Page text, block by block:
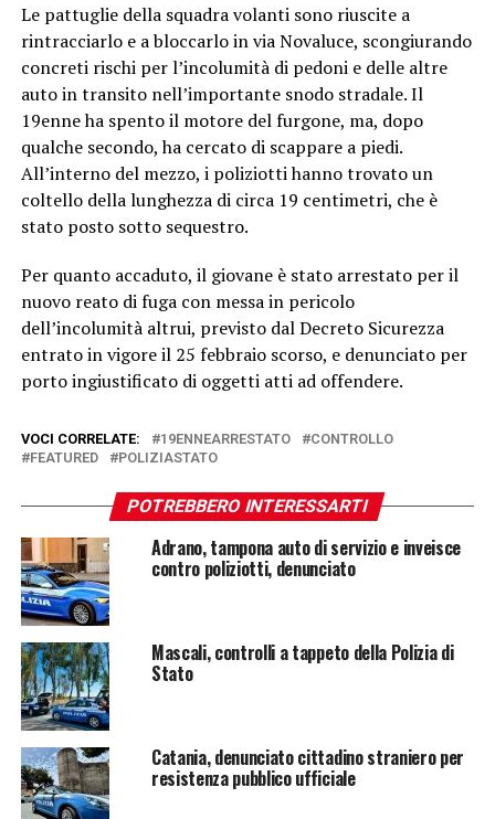
Le pattuglie della squadra volanti sono riuscite a
rintracciarlo e a bloccarlo in via Novaluce, scongiurando
concreti rischi per l’incolumità di pedoni e delle altre
auto in transito nell’importante snodo stradale. Il
19enne ha spento il motore del furgone, ma, dopo
qualche secondo, ha cercato di scappare a piedi.
All’interno del mezzo, i poliziotti hanno trovato un
coltello della lunghezza di circa 19 centimetri, che è
stato posto sotto sequestro.
Per quanto accaduto, il giovane è stato arrestato per il
nuovo reato di fuga con messa in pericolo
dell’incolumità altrui, previsto dal Decreto Sicurezza
entrato in vigore il 25 febbraio scorso, e denunciato per
porto ingiustificato di oggetti atti ad offendere.
VOCI CORRELATE: 19ENNEARRESTATO
CONTROLLO
FEATURED
POLIZIASTATO
POTREBBERO INTERESSARTI
Adrano, tampona auto di servizio e inveisce
contro poliziotti, denunciato
Mascali, controlli a tappeto della Polizia di
Stato
Catania, denunciato cittadino straniero per
resistenza pubblico ufficiale